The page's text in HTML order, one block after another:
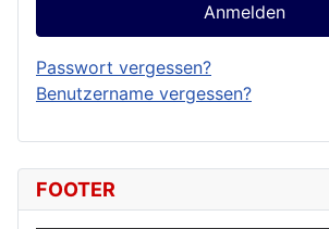
Anmelden
Passwort vergessen?
Benutzername vergessen?
FOOTER